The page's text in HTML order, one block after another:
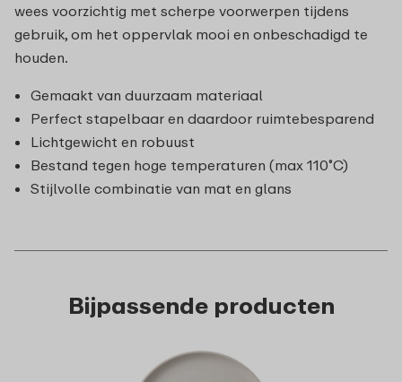
wees voorzichtig met scherpe voorwerpen tijdens
gebruik, om het oppervlak mooi en onbeschadigd te
houden.
Gemaakt van duurzaam materiaal
Perfect stapelbaar en daardoor ruimtebesparend
Lichtgewicht en robuust
Bestand tegen hoge temperaturen (max 110˚C)
Stijlvolle combinatie van mat en glans
Bijpassende producten